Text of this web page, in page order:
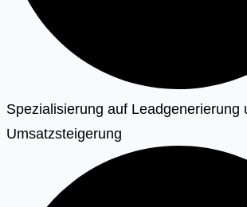
Spezialisierung auf Leadgenerierung
Umsatzsteigerung